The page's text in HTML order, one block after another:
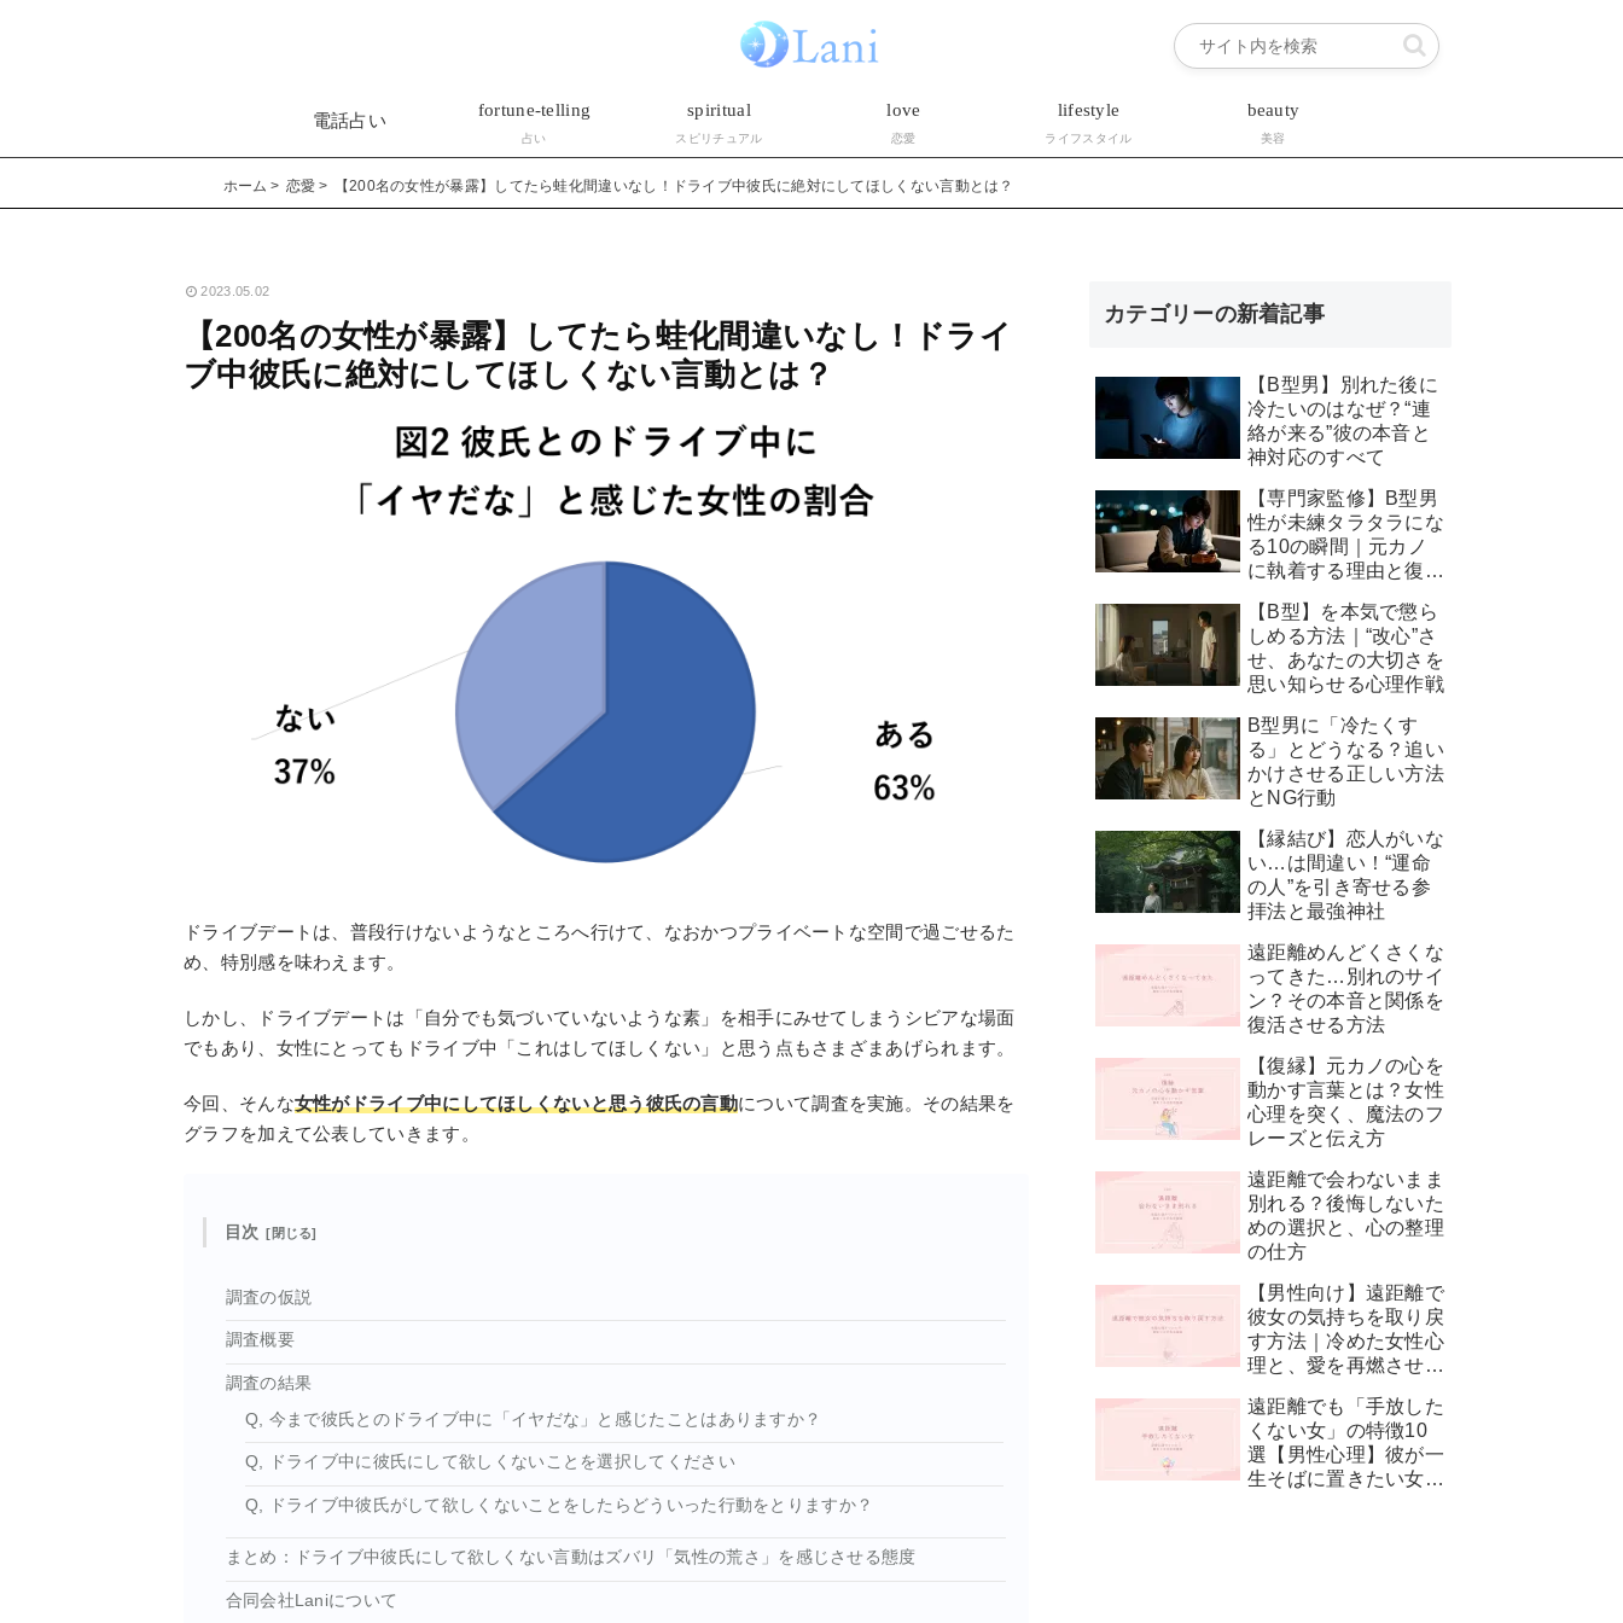
電話占い
fortune-telling
占い
spiritual
スピリチュアル
love
恋愛
lifestyle
ライフスタイル
beauty
美容
ホーム 恋愛 【200名の女性が暴露】してたら蛙化間違いなし！ドライブ中彼氏に絶対にしてほしくない言動とは？
2023.05.02
【200名の女性が暴露】してたら蛙化間違いなし！ドライ
ブ中彼氏に絶対にしてほしくない言動とは？
ドライブデートは、普段行けないようなところへ行けて、なおかつプライベートな空間で過ごせるた
め、特別感を味わえます。
しかし、ドライブデートは「自分でも気づいていないような素」を相手にみせてしまうシビアな場面
でもあり、女性にとってもドライブ中「これはしてほしくない」と思う点もさまざまあげられます。
今回、そんな女性がドライブ中にしてほしくないと思う彼氏の言動について調査を実施。その結果を
グラフを加えて公表していきます。
目次
調査の仮説
調査概要
調査の結果
Q, 今まで彼氏とのドライブ中に「イヤだな」と感じたことはありますか？
Q, ドライブ中に彼氏にして欲しくないことを選択してください
Q, ドライブ中彼氏がして欲しくないことをしたらどういった行動をとりますか？
まとめ：ドライブ中彼氏にして欲しくない言動はズバリ「気性の荒さ」を感じさせる態度
合同会社Laniについて
カテゴリーの新着記事
【B型男】別れた後に
冷たいのはなぜ？“連
絡が来る”彼の本音と
神対応のすべて
【専門家監修】B型男
性が未練タラタラにな
る10の瞬間｜元カノ
に執着する理由と復縁
【B型】を本気で懲ら
しめる方法｜“改心”さ
せ、あなたの大切さを
思い知らせる心理作戦
B型男に「冷たくす
る」とどうなる？追い
かけさせる正しい方法
とNG行動
【縁結び】恋人がいな
い…は間違い！“運命
の人”を引き寄せる参
拝法と最強神社
遠距離めんどくさくな
ってきた…別れのサイ
ン？その本音と関係を
復活させる方法
【復縁】元カノの心を
動かす言葉とは？女性
心理を突く、魔法のフ
レーズと伝え方
遠距離で会わないまま
別れる？後悔しないた
めの選択と、心の整理
の仕方
【男性向け】遠距離で
彼女の気持ちを取り戻
す方法｜冷めた女性心
理と、愛を再燃させる
遠距離でも「手放した
くない女」の特徴10
選【男性心理】彼が一
生そばに置きたい女性